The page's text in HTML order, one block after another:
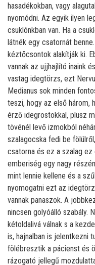
hasadékokban, vagy
nyomódni. Az egyik ilyen
csuklónkban van. Ha a
látnék egy csatornát
kéztőcsontok alakítják ki.
vannak az ujjhajlító inaink
vastag idegtörzs, ezt
Medianus sok minden
teszi, hogy az első három,
érző idegrostokkal, plusz
tövénél levő izmokból
szalagocska fedi be
csatorna és ez a szalag
emberiség egy nagy
mint lennie kellene és a
nyomogatni ezt az
vannak panaszok. A
nincsen golyóálló szabály.
kétoldalivá válnak s a
is, hajnalban is jelentkezni
fölébresztik a pácienst és
rázogató jellegű